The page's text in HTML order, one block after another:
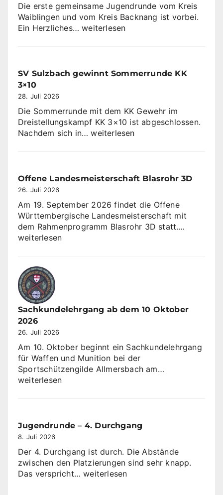
Die erste gemeinsame Jugendrunde vom Kreis
Waiblingen und vom Kreis Backnang ist vorbei.
Ein Herzliches…Jugendrunde
weiterlesen
SV Sulzbach gewinnt Sommerrunde KK
3×10
28. Juli 2026
Die Sommerrunde mit dem KK Gewehr im
Dreistellungskampf KK 3×10 ist abgeschlossen.
Nachdem sich in…SV
KK
weiterlesen
Offene Landesmeisterschaft Blasrohr 3D
26. Juli 2026
Am 19. September 2026 findet die Offene
Württembergische Landesmeisterschaft mit
dem Rahmenprogramm Blasrohr 3D statt.…
weiterlesen
Sachkundelehrgang ab dem 10 Oktober
2026
26. Juli 2026
Am 10. Oktober beginnt ein Sachkundelehrgang
für Waffen und Munition bei der
Sportschützengilde Allmersbach am…
weiterlesen
Jugendrunde – 4. Durchgang
8. Juli 2026
Der 4. Durchgang ist durch. Die Abstände
zwischen den Platzierungen sind sehr knapp.
Das verspricht…Jugendrunde
weiterlesen